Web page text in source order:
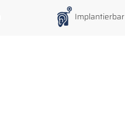
Implantierbar